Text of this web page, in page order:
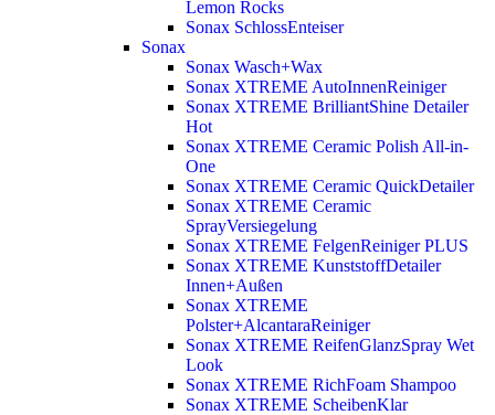
Lemon Rocks
Sonax SchlossEnteiser
Sonax
Sonax Wasch+Wax
Sonax XTREME AutoInnenReiniger
Sonax XTREME BrilliantShine Detailer
Hot
Sonax XTREME Ceramic Polish All-in-
One
Sonax XTREME Ceramic QuickDetailer
Sonax XTREME Ceramic
SprayVersiegelung
Sonax XTREME FelgenReiniger PLUS
Sonax XTREME KunststoffDetailer
Innen+Außen
Sonax XTREME
Polster+AlcantaraReiniger
Sonax XTREME ReifenGlanzSpray Wet
Look
Sonax XTREME RichFoam Shampoo
Sonax XTREME ScheibenKlar